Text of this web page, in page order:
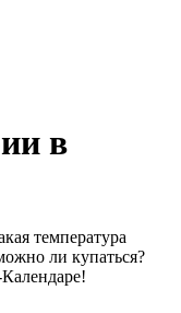
в
температура
ли купаться?